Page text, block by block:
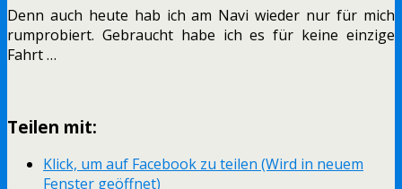
Denn auch heute hab ich am Navi wieder nur für mich
rumprobiert. Gebraucht habe ich es für keine einzige
Fahrt …
Teilen mit:
Klick, um auf Facebook zu teilen (Wird in neuem
Fenster geöffnet)